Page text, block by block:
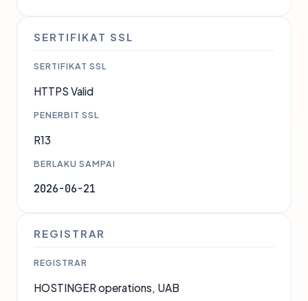
SERTIFIKAT SSL
SERTIFIKAT SSL
HTTPS Valid
PENERBIT SSL
R13
BERLAKU SAMPAI
2026-06-21
REGISTRAR
REGISTRAR
HOSTINGER operations, UAB